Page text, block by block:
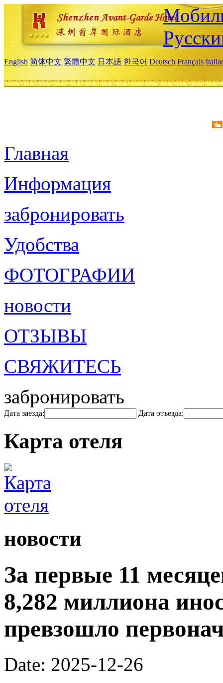
English 简体中文 繁體中文 日本語 한국어 Deutsch Français
Главная
Информация
забронировать
Удобства
ФОТОГРАФИИ
новости
ОТЗЫВЫ
СВЯЖИТЕСЬ
забронировать
Дата заезда: Дата отъезда:
Карта отеля
новости
За первые 11
8,282 миллиона
превзошло
Date: 2025-12-26